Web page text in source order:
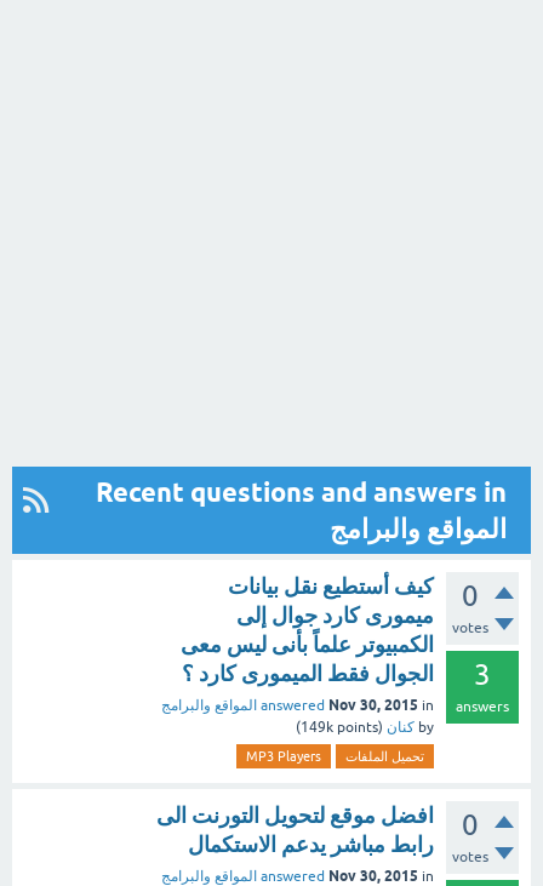
Recent questions and answers in
المواقع والبرامج
0
votes
3
answers
كيف أستطيع نقل بيانات
ميمورى كارد جوال إلى
الكمبيوتر علماً بأنى ليس معى
الجوال فقط الميمورى كارد ؟
answered Nov 30, 2015 in
المواقع والبرامج
by كنان (
149k points)
تحميل الملفات MP3 Players‏
0
votes
افضل موقع لتحويل التورنت الى
رابط مباشر يدعم الاستكمال
answered Nov 30, 2015 in
المواقع والبرامج